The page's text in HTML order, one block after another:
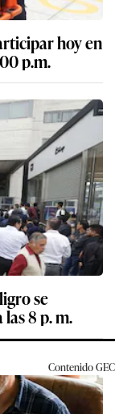
hoy en
p.m.
se
8 p. m.
ContenidoGEC